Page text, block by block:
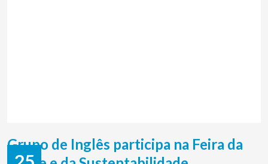
Grupo de Inglês participa na Feira da